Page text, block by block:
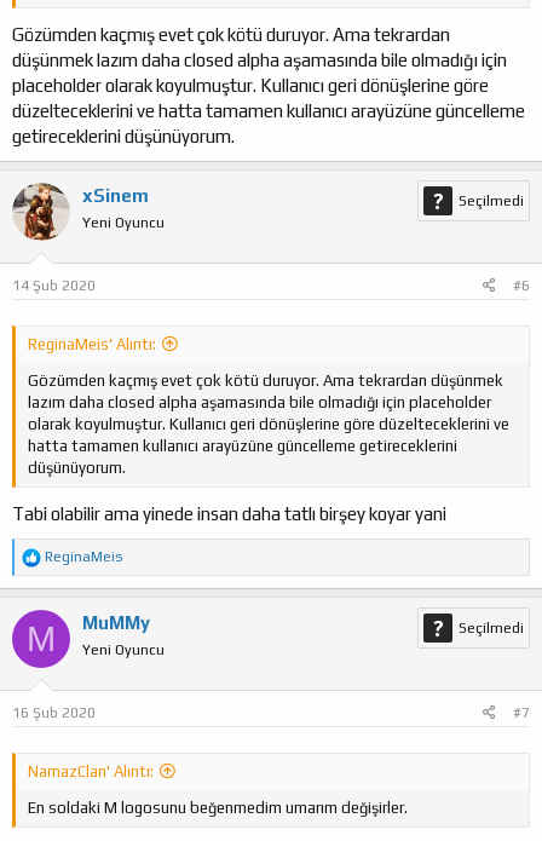
Gözümden kaçmış evet çok kötü duruyor. Ama tekrardan
düşünmek lazım daha closed alpha aşamasında bile olmadığı için
placeholder olarak koyulmuştur. Kullanıcı geri dönüşlerine göre
düzelteceklerini ve hatta tamamen kullanıcı arayüzüne güncelleme
getireceklerini düşünüyorum.
xSinem
Yeni Oyuncu
Seçilmedi
14 Şub 2020 #6
ReginaMeis' Alıntı:
Gözümden kaçmış evet çok kötü duruyor. Ama tekrardan düşünmek
lazım daha closed alpha aşamasında bile olmadığı için placeholder
olarak koyulmuştur. Kullanıcı geri dönüşlerine göre düzelteceklerini ve
hatta tamamen kullanıcı arayüzüne güncelleme getireceklerini
düşünüyorum.
Tabi olabilir ama yinede insan daha tatlı birşey koyar yani
T
e
p
k
i
l
e
r
ReginaMeis
M MuMMy
Yeni Oyuncu
Seçilmedi
16 Şub 2020 #7
NamazClan' Alıntı:
En soldaki M logosunu beğenmedim umarım değişirler.